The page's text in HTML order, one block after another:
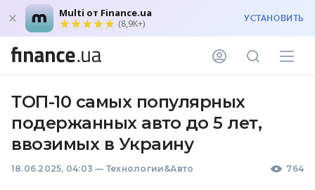
Multi от Finance.ua
(8,9K+) УСТАНОВИТЬ
ТОП-10 самых популярных
подержанных авто до 5 лет,
ввозимых в Украину
18.06.2025, 04:03 — Технологии&Авто 764